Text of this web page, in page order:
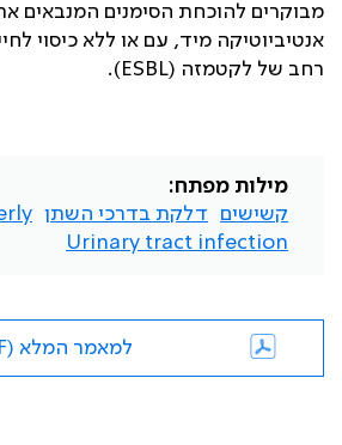
מבוקרים להוכחת הסימנים המנבאים
אנטיביוטיקה מיד, עם או ללא כיסוי
רחב של לקטמזה (ESBL
).
מילות מפתח:
קשישים
דלקת בדרכי השתן
Urinary tract infection
למאמר המלא (PDF)